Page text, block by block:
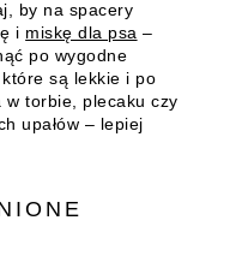
by na spacery
i miskę dla psa –
po wygodne
są lekkie i po
w torbie, plecaku czy
upałów – lepiej